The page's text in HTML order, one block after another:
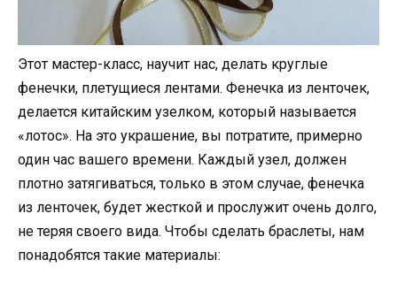
Этот мастер-класс, научит нас, делать круглые
фенечки, плетущиеся лентами. Фенечка из ленточек,
делается китайским узелком, который называется
«лотос». На это украшение, вы потратите, примерно
один час вашего времени. Каждый узел, должен
плотно затягиваться, только в этом случае, фенечка
из ленточек, будет жесткой и прослужит очень долго,
не теряя своего вида. Чтобы сделать браслеты, нам
понадобятся такие материалы: